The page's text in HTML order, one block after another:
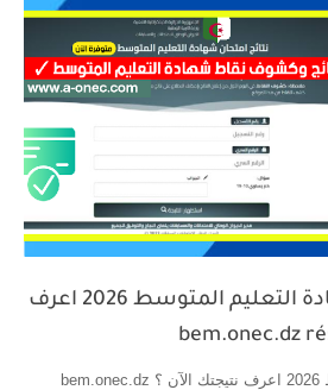
هنا اعلان نتائج شهادة التعليم المتوسط 2026 اعرف
نتائج شهادة التعليم المتوسط 2026 اعرف نتيجتك الآن ؟ bem.onec.dz